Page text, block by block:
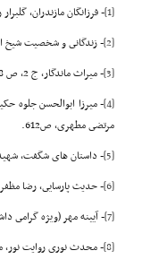
[1] - فرزانگان مازندران،
[2] - زندگانى و شخصیت شیخ
[3] - میراث ماندگار، ج 2، ص 88, کلید خوشبختى، صادق حسن زاده، ص 58.
[4]
مرتضى مطهرى، ص612.
[5] - داستان هاى شگفت، شهید
[6] - حدیث پارسایى، رضا مظفرى، ص 99، 100
[7] - آیینه مهر (ویژه گرامى
[8] - محدث نورى روایت نور،